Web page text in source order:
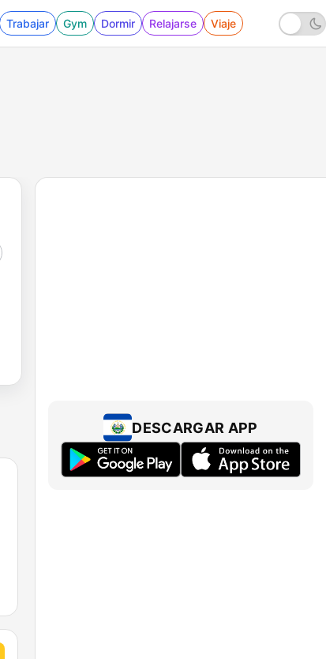
Trabajar Gym Dormir Relajarse Viaje
DESCARGAR APP